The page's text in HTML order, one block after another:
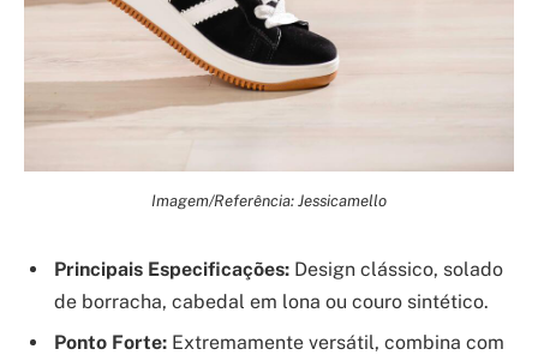
Imagem/Referência: Jessicamello
Principais Especificações: Design clássico, solado
de borracha, cabedal em lona ou couro sintético.
Ponto Forte: Extremamente versátil, combina com